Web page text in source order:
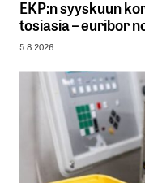
EKP:n syyskuun
tosiasia – euribor
5.8.2026